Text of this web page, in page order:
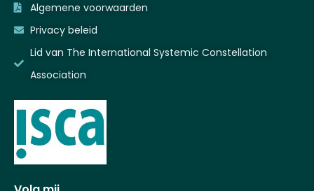
Algemene voorwaarden
Privacy beleid
Lid van The International Systemic Constellation
Association